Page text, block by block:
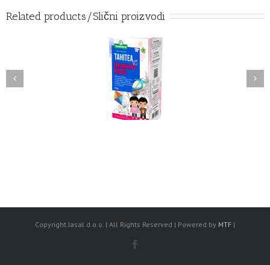
Related products/Slični proizvodi
Copyright Jasal d.o.o. | All Rights Reserved | Powered by MTF |